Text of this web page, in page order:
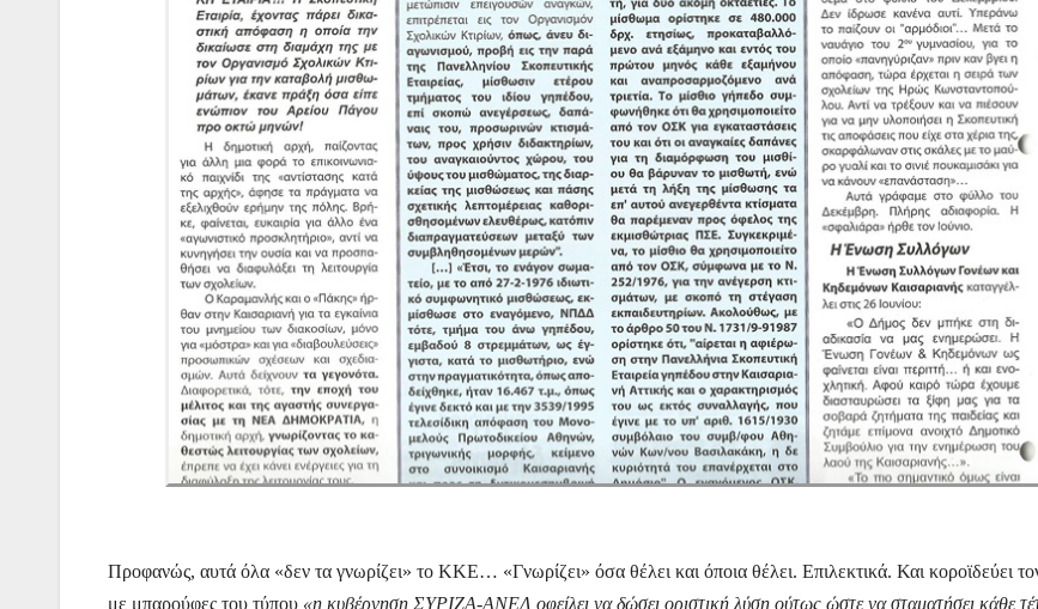
Προφανώς, αυτά όλα «δεν τα γνωρίζει» το ΚΚΕ… «Γνωρίζει» όσα θέλει και όποια θέλει. Επιλεκτικά. Και κοροϊδεύει
με μπαρούφες του τύπου «η κυβέρνηση ΣΥΡΙΖΑ-ΑΝΕΛ οφείλει να δώσει οριστική λύση ούτως ώστε να σταματήσει κάθε